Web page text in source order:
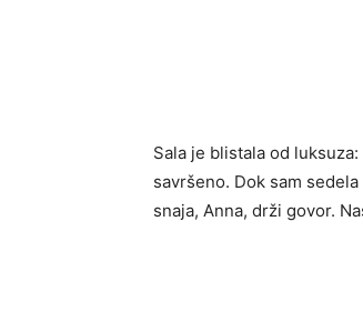
Sala je blistala od
savršeno. Dok sam
snaja, Anna, drži govor.